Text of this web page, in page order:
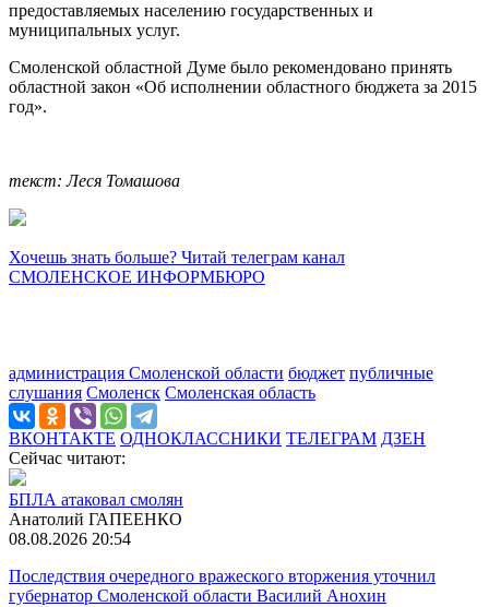
предоставляемых населению государственных и
муниципальных услуг.
Смоленской областной Думе было рекомендовано принять
областной закон «Об исполнении областного бюджета за 2015
год».
текст: Леся Томашова
Хочешь знать больше? Читай телеграм канал
СМОЛЕНСКОЕ ИНФОРМБЮРО
администрация Смоленской области бюджет публичные
слушания Смоленск Смоленская область
ВКОНТАКТЕ ОДНОКЛАССНИКИ ТЕЛЕГРАМ ДЗЕН
Сейчас читают:
БПЛА атаковал смолян
Анатолий ГАПЕЕНКО
08.08.2026 20:54
Последствия очередного вражеского вторжения уточнил
губернатор Смоленской области Василий Анохин